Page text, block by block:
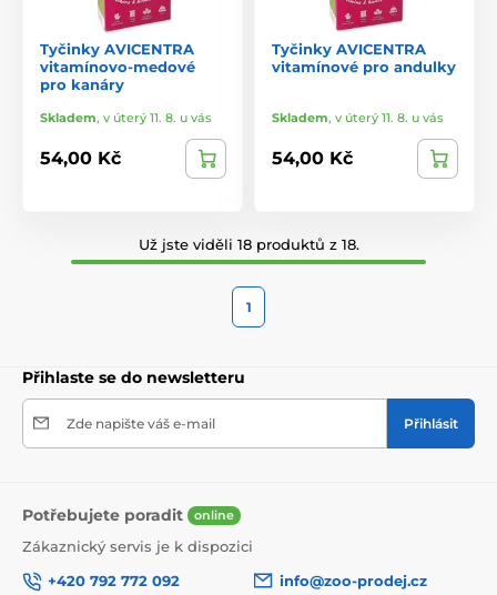
Tyčinky AVICENTRA
vitamínovo-medové
pro kanáry
Skladem, v úterý 11. 8. u vás
54,00 Kč
Tyčinky AVICENTRA
vitamínové pro andulky
Skladem, v úterý 11. 8. u vás
54,00 Kč
Už jste viděli 18 produktů z 18.
1
Přihlaste se do newsletteru
Zde napište váš e-mail Přihlásit
Potřebujete poradit online
Zákaznický servis je k dispozici
+420 792 772 092
info@zoo-prodej.cz